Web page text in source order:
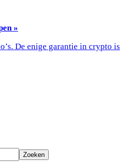
»
De enige garantie in crypto is